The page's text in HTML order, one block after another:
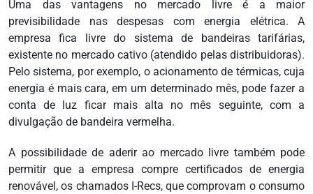
Uma das vantagens no mercado livre é a maior
previsibilidade nas despesas com energia elétrica. A
empresa fica livre do sistema de bandeiras tarifárias,
existente no mercado cativo (atendido pelas distribuidoras).
Pelo sistema, por exemplo, o acionamento de térmicas, cuja
energia é mais cara, em um determinado mês, pode fazer a
conta de luz ficar mais alta no mês seguinte, com a
divulgação de bandeira vermelha.
A possibilidade de aderir ao mercado livre também pode
permitir que a empresa compre certificados de energia
renovável, os chamados I-Recs, que comprovam o consumo